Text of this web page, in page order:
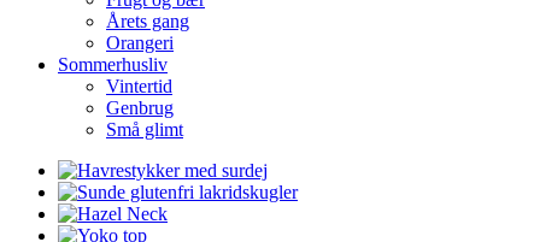
Årets gang
Orangeri
Sommerhusliv
Vintertid
Genbrug
Små glimt